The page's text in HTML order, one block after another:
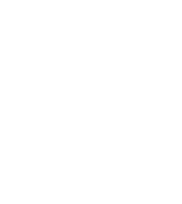
over
ventilsoner kan
særligt attraktiv til
kan tilføjes uden